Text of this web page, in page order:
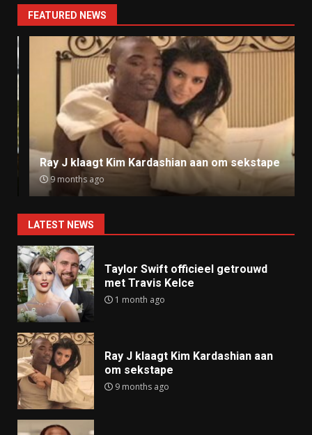
FEATURED NEWS
Ray J klaagt Kim Kardashian aan om sekstape
9 months ago
LATEST NEWS
Taylor Swift officieel getrouwd
met Travis Kelce
1 month ago
Ray J klaagt Kim Kardashian aan
om sekstape
9 months ago